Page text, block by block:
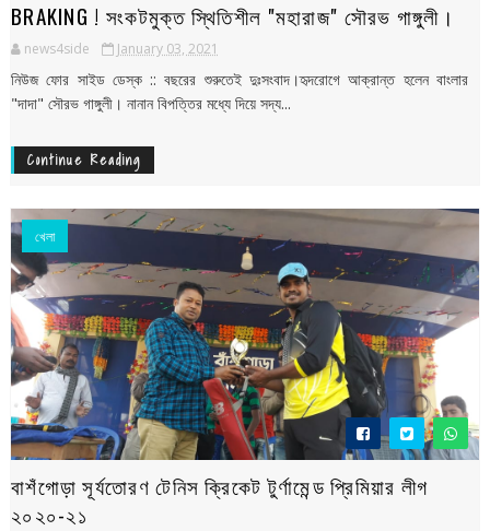
BRAKING ! সংকটমুক্ত স্থিতিশীল "মহারাজ" সৌরভ গাঙ্গুলী।
news4side January 03, 2021
নিউজ ফোর সাইড ডেস্ক :: বছরের শুরুতেই দুঃসংবাদ।হৃদরোগে আক্রান্ত হলেন বাংলার
"দাদা" সৌরভ গাঙ্গুলী। নানান বিপত্তির মধ্যে দিয়ে সদ্য...
Continue Reading
খেলা
বাশঁগোড়া সূর্যতোরণ টেনিস ক্রিকেট টুর্ণামেন্ড প্রিমিয়ার লীগ
২০২০-২১